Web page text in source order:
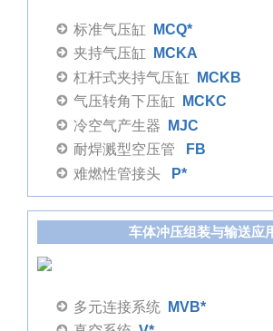
标准气压缸
MCQ*
夹持气压缸
MCKA
杠杆式夹持气压缸
MCKB
气压转角下压缸
MCKC
冷空气产生器
MJC
耐焊溅型空压管
FB
难燃性管接头
P*
车体冲压组装与输送应
多元连接系统
MVB*